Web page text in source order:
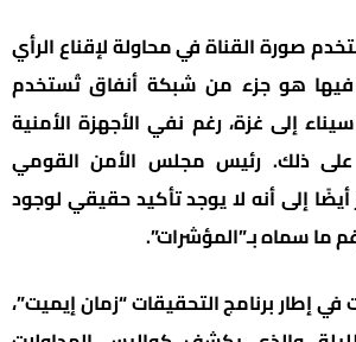
صورة القناة في محاولة لإقناع الرأي
فيها هو جزء من شبكة أنفاق تُستخدم
إلى غزة، رغم نفي الأجهزة الأمنية
ذلك. رئيس مجلس الأمن القومي
إلى أنه لا يوجد تأكيد حقيقي لوجود
ما سماه بـ”المؤشرات”.
إطار برنامج التحقيقات “زمان إيميت”،